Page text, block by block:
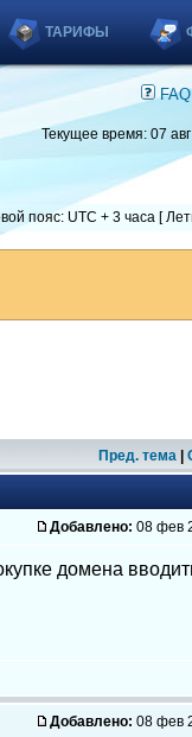
ТАРИФЫ
FAQ
Текущее время: 07
пояс: UTC + 3 часа [
Пред. тема
Добавлено: 08 фев
домена
Добавлено: 08 фев